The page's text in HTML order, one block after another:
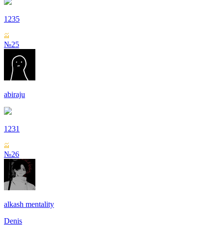
1235
№25
abiraju
1231
№26
alkash mentality
Denis